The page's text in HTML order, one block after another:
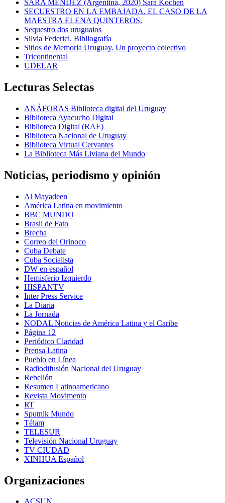
SARA MENDEZ (Argentina, 2020) Sara Kochen
SECUESTRO EN LA EMBAJADA. EL CASO DE LA
MAESTRA ELENA QUINTEROS.
Sequestro dos uruguaios
Silvia Federici. Bibliografía
Sitios de Memoria Uruguay. Un proyecto colectivo
Tricontinental
UDELAR
Lecturas Selectas
ANÁFORAS Biblioteca digital del Uruguay
Biblioteca Ayacucho Digital
Biblioteca Digital (RAE)
Biblioteca Nacional de Uruguay
Biblioteca Virtual Cervantes
La Biblioteca Más Liviana del Mundo
Noticias, periodismo y opinión
Al Mayadeen
América Latina en movimiento
BBC MUNDO
Brasil de Fato
Brecha
Correo del Orinoco
Cuba Debate
Cuba Socialista
DW en español
Hemisferio Izquierdo
HISPANTV
Inter Press Service
La Diaria
La Jornada
NODAL Noticias de América Latina y el Caribe
Página 12
Periódico Claridad
Prensa Latina
Pueblo en Línea
Radiodifusión Nacional del Uruguay
Rebelión
Resumen Latinoamericano
Revista Movimento
RT
Sputnik Mundo
Télam
TELESUR
Televisión Nacional Uruguay
TV CIUDAD
XINHUA Español
Organizaciones